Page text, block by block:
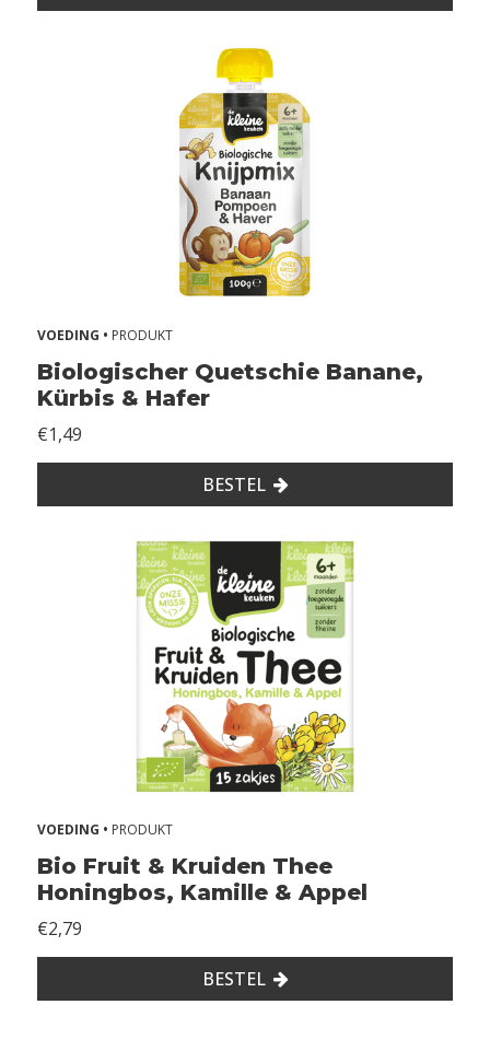
VOEDING • PRODUKT
Biologischer Quetschie Banane,
Kürbis & Hafer
€1,49
BESTEL
VOEDING • PRODUKT
Bio Fruit & Kruiden Thee
Honingbos, Kamille & Appel
€2,79
BESTEL